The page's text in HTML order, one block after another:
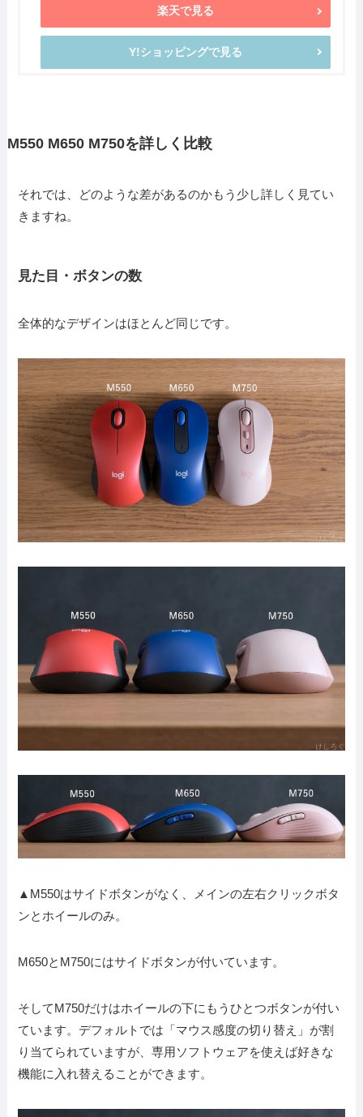
楽天で見る
Y!ショッピングで見る
M550 M650 M750を詳しく比較
それでは、どのような差があるのかもう少し詳しく見てい
きますね。
見た目・ボタンの数
全体的なデザインはほとんど同じです。
▲M550はサイドボタンがなく、メインの左右クリックボタ
ンとホイールのみ。
M650とM750にはサイドボタンが付いています。
そしてM750だけはホイールの下にもうひとつボタンが付い
ています。デフォルトでは「マウス感度の切り替え」が割
り当てられていますが、専用ソフトウェアを使えば好きな
機能に入れ替えることができます。